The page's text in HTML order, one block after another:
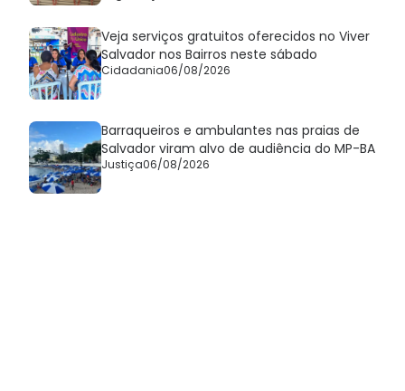
Veja serviços gratuitos oferecidos no Viver
Salvador nos Bairros neste sábado
Cidadania06/08/2026
Barraqueiros e ambulantes nas praias de
Salvador viram alvo de audiência do MP-BA
Justiça06/08/2026